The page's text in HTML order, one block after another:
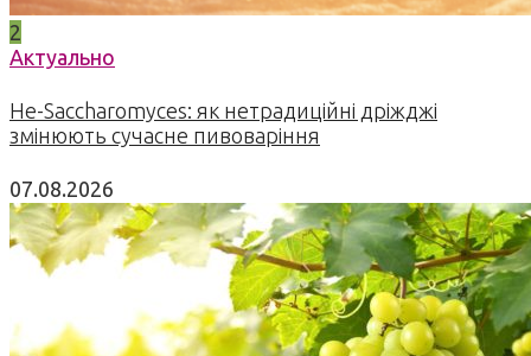
2
Актуально
Не-Saccharomyces: як нетрадиційні дріжджі
змінюють сучасне пивоваріння
07.08.2026